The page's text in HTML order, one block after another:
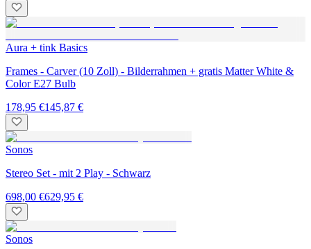
Aura + tink Basics
Frames - Carver (10 Zoll) - Bilderrahmen + gratis Matter White &
Color E27 Bulb
178,95 €145,87 €
Sonos
Stereo Set - mit 2 Play - Schwarz
698,00 €629,95 €
Sonos